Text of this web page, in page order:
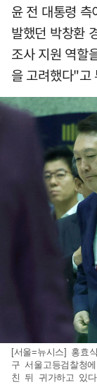
윤 전 대통령
발했던 박창환
조사 지원 역할
을 고려했다"고
[서울=뉴시스] 홍효
구 서울고등검찰청
친 뒤 귀가하고 있